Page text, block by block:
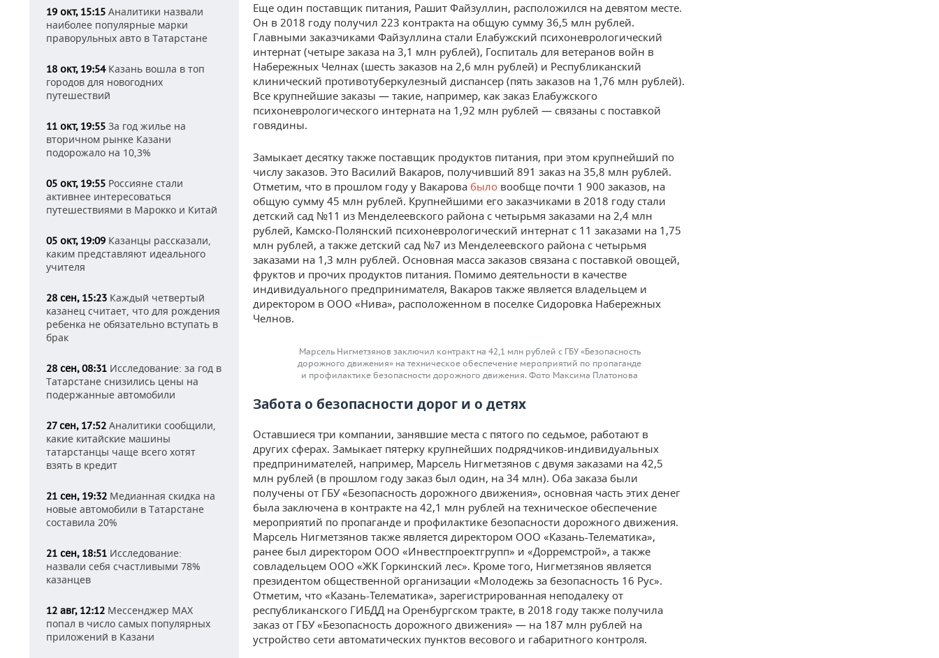
19 окт, 15:15 Аналитики назвали
наиболее популярные марки
праворульных авто в Татарстане
18 окт, 19:54Казань вошла в топ
городов для новогодних
путешествий
11 окт, 19:55 За год жилье на
вторичном рынке Казани
подорожало на 10,3%
05 окт, 19:55 Россияне стали
активнее интересоваться
путешествиями в Марокко и Китай
05 окт, 19:09 Казанцы рассказали,
каким представляют идеального
учителя
28 сен, 15:23 Каждый четвертый
казанец считает, что для рождения
ребенка не обязательно вступать в
брак
28 сен, 08:31 Исследование: за год в
Татарстане снизились цены на
подержанные автомобили
27 сен, 17:52 Аналитики сообщили,
какие китайские машины
татарстанцы чаще всего хотят
взять в кредит
21 сен, 19:32 Медианная скидка на
новые автомобили в Татарстане
составила 20%
21 сен, 18:51 Исследование:
назвали себя счастливыми 78%
казанцев
12 авг, 12:12 Мессенджер MAX
попал в число самых популярных
приложений в Казани
Еще один поставщик питания, Рашит Файзуллин, расположился на девятом месте.
Он в 2018 году получил 223 контракта на общую сумму 36,5 млн рублей.
Главными заказчиками Файзуллина стали Елабужский психоневрологический
интернат (четыре заказа на 3,1 млн рублей), Госпиталь для ветеранов войн в
Набережных Челнах (шесть заказов на 2,6 млн рублей) и Республиканский
клинический противотуберкулезный диспансер (пять заказов на 1,76 млн рублей).
Все крупнейшие заказы — такие, например, как заказ Елабужского
психоневрологического интерната на 1,92 млн рублей — связаны с поставкой
говядины.
Замыкает десятку также поставщик продуктов питания, при этом крупнейший по
числу заказов. Это Василий Вакаров, получивший 891 заказ на 35,8 млн рублей.
Отметим, что в прошлом году у Вакарова было вообще почти 1 900 заказов, на
общую сумму 45 млн рублей. Крупнейшими его заказчиками в 2018 году стали
детский сад №11 из Менделеевского района с четырьмя заказами на 2,4 млн
рублей, Камско-Полянский психоневрологический интернат с 11 заказами на 1,75
млн рублей, а также детский сад №7 из Менделеевского района с четырьмя
заказами на 1,3 млн рублей. Основная масса заказов связана с поставкой овощей,
фруктов и прочих продуктов питания. Помимо деятельности в качестве
индивидуального предпринимателя, Вакаров также является владельцем и
директором в ООО «Нива», расположенном в поселке Сидоровка Набережных
Челнов.
Марсель Нигметзянов заключил контракт на 42,1 млн рублей с ГБУ «Безопасность
дорожного движения» на техническое обеспечение мероприятий по пропаганде
и профилактике безопасности дорожного движения. Фото Максима Платонова
Забота о безопасности дорог и о детях
Оставшиеся три компании, занявшие места с пятого по седьмое, работают в
других сферах. Замыкает пятерку крупнейших подрядчиков-индивидуальных
предпринимателей, например, Марсель Нигметзянов с двумя заказами на 42,5
млн рублей (в прошлом году заказ был один, на 34 млн). Оба заказа были
получены от ГБУ «Безопасность дорожного движения», основная часть этих денег
была заключена в контракте на 42,1 млн рублей на техническое обеспечение
мероприятий по пропаганде и профилактике безопасности дорожного движения.
Марсель Нигметзянов также является директором ООО «Казань-Телематика»,
ранее был директором ООО «Инвестпроектгрупп» и «Дорремстрой», а также
совладельцем ООО «ЖК Горкинский лес». Кроме того, Нигметзянов является
президентом общественной организации «Молодежь за безопасность 16 Рус».
Отметим, что «Казань-Телематика», зарегистрированная неподалеку от
республиканского ГИБДД на Оренбургском тракте, в 2018 году также получила
заказ от ГБУ «Безопасность дорожного движения» — на 187 млн рублей на
устройство сети автоматических пунктов весового и габаритного контроля.